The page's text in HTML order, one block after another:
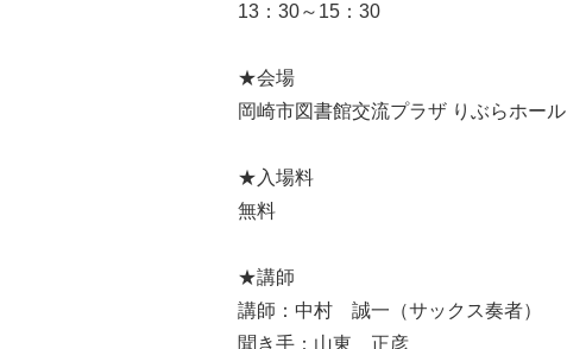
13：30～15：30
★会場
岡崎市図書館交流プラザ りぶらホール
★入場料
無料
★講師
講師：中村 誠一（サックス奏者）
聞き手：山東 正彦